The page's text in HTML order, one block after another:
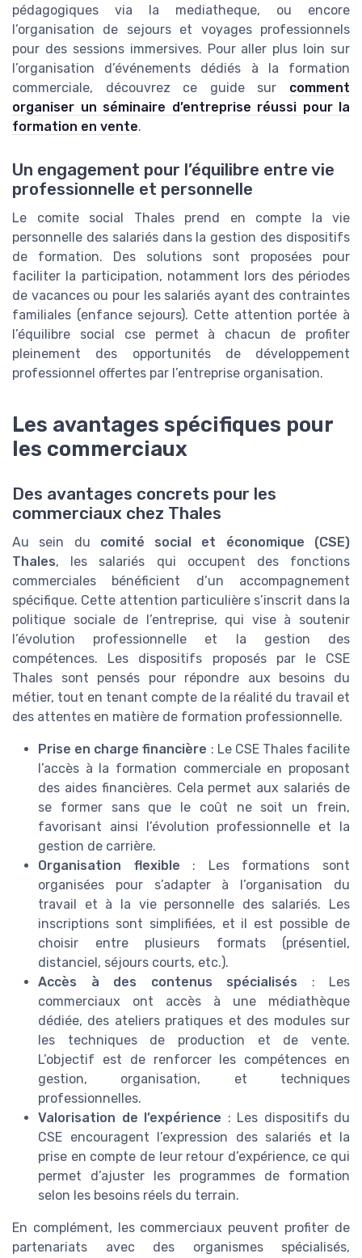
pédagogiques via la mediatheque, ou encore
l’organisation de sejours et voyages professionnels
pour des sessions immersives. Pour aller plus loin sur
l’organisation d’événements dédiés à la formation
commerciale, découvrez ce guide sur comment
organiser un séminaire d’entreprise réussi pour la
formation en vente.
Un engagement pour l’équilibre entre vie
professionnelle et personnelle
Le comite social Thales prend en compte la vie
personnelle des salariés dans la gestion des dispositifs
de formation. Des solutions sont proposées pour
faciliter la participation, notamment lors des périodes
de vacances ou pour les salariés ayant des contraintes
familiales (enfance sejours). Cette attention portée à
l’équilibre social cse permet à chacun de profiter
pleinement des opportunités de développement
professionnel offertes par l’entreprise organisation.
Les avantages spécifiques pour
les commerciaux
Des avantages concrets pour les
commerciaux chez Thales
Au sein du comité social et économique (CSE)
Thales, les salariés qui occupent des fonctions
commerciales bénéficient d’un accompagnement
spécifique. Cette attention particulière s’inscrit dans la
politique sociale de l’entreprise, qui vise à soutenir
l’évolution professionnelle et la gestion des
compétences. Les dispositifs proposés par le CSE
Thales sont pensés pour répondre aux besoins du
métier, tout en tenant compte de la réalité du travail et
des attentes en matière de formation professionnelle.
Prise en charge financière : Le CSE Thales facilite
l’accès à la formation commerciale en proposant
des aides financières. Cela permet aux salariés de
se former sans que le coût ne soit un frein,
favorisant ainsi l’évolution professionnelle et la
gestion de carrière.
Organisation flexible : Les formations sont
organisées pour s’adapter à l’organisation du
travail et à la vie personnelle des salariés. Les
inscriptions sont simplifiées, et il est possible de
choisir entre plusieurs formats (présentiel,
distanciel, séjours courts, etc.).
Accès à des contenus spécialisés : Les
commerciaux ont accès à une médiathèque
dédiée, des ateliers pratiques et des modules sur
les techniques de production et de vente.
L’objectif est de renforcer les compétences en
gestion, organisation, et techniques
professionnelles.
Valorisation de l’expérience : Les dispositifs du
CSE encouragent l’expression des salariés et la
prise en compte de leur retour d’expérience, ce qui
permet d’ajuster les programmes de formation
selon les besoins réels du terrain.
En complément, les commerciaux peuvent profiter de
partenariats avec des organismes spécialisés,